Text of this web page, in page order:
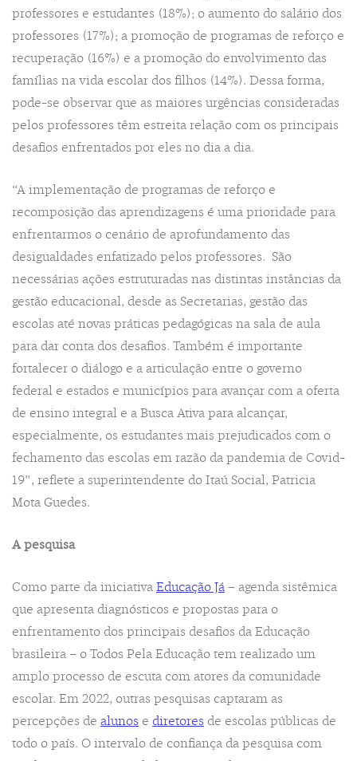
professores e estudantes (18%); o aumento do salário dos
professores (17%); a promoção de programas de reforço e
recuperação (16%) e a promoção do envolvimento das
famílias na vida escolar dos filhos (14%). Dessa forma,
pode-se observar que as maiores urgências consideradas
pelos professores têm estreita relação com os principais
desafios enfrentados por eles no dia a dia.
“A implementação de programas de reforço e
recomposição das aprendizagens é uma prioridade para
enfrentarmos o cenário de aprofundamento das
desigualdades enfatizado pelos professores. São
necessárias ações estruturadas nas distintas instâncias da
gestão educacional, desde as Secretarias, gestão das
escolas até novas práticas pedagógicas na sala de aula
para dar conta dos desafios. Também é importante
fortalecer o diálogo e a articulação entre o governo
federal e estados e municípios para avançar com a oferta
de ensino integral e a Busca Ativa para alcançar,
especialmente, os estudantes mais prejudicados com o
fechamento das escolas em razão da pandemia de Covid-
19”, reflete a superintendente do Itaú Social, Patricia
Mota Guedes.
A pesquisa
Como parte da iniciativa Educação Já – agenda sistêmica
que apresenta diagnósticos e propostas para o
enfrentamento dos principais desafios da Educação
brasileira – o Todos Pela Educação tem realizado um
amplo processo de escuta com atores da comunidade
escolar. Em 2022, outras pesquisas captaram as
percepções de alunos e diretores de escolas públicas de
todo o país. O intervalo de confiança da pesquisa com